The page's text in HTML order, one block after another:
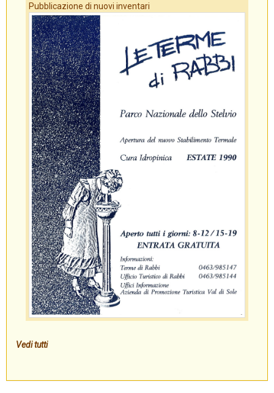
Pubblicazione di nuovi inventari
Vedi tutti